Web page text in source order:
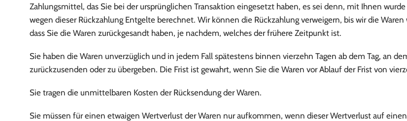
Zahlungsmittel, das Sie bei der ursprünglichen Transaktion eingesetzt haben, es sei denn, mit Ihnen
wegen dieser Rückzahlung Entgelte berechnet. Wir können die Rückzahlung verweigern, bis wir die
dass Sie die Waren zurückgesandt haben, je nachdem, welches der frühere Zeitpunkt ist.
Sie haben die Waren unverzüglich und in jedem Fall spätestens binnen vierzehn Tagen ab dem Tag, an
zurückzusenden oder zu übergeben. Die Frist ist gewahrt, wenn Sie die Waren vor Ablauf der Frist von
Sie tragen die unmittelbaren Kosten der Rücksendung der Waren.
Sie müssen für einen etwaigen Wertverlust der Waren nur aufkommen, wenn dieser Wertverlust auf